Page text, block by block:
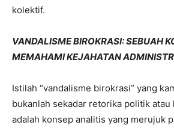
kolektif.
VANDALISME BIROKRASI: SEBUAH
MEMAHAMI KEJAHATAN
Istilah “vandalisme birokrasi” yang
bukanlah sekadar retorika politik
adalah konsep analitis yang merujuk